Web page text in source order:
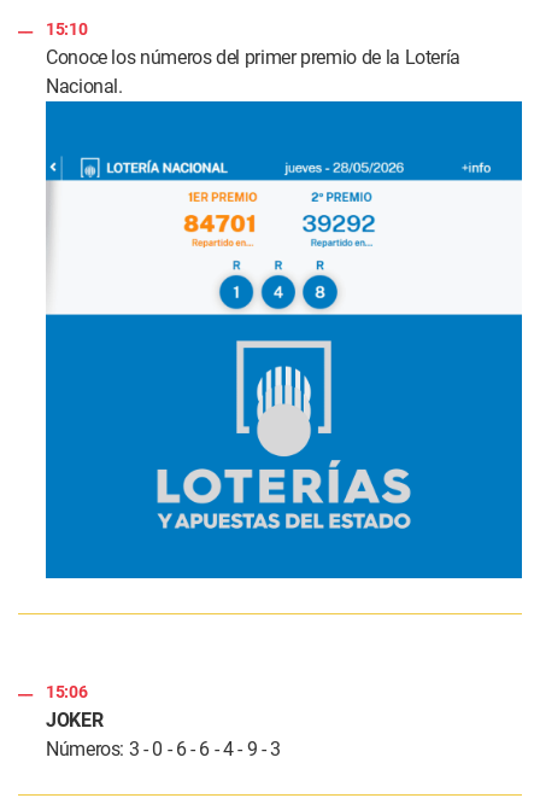
15:10
Conoce los números del primer premio de la Lotería
Nacional.
15:06
JOKER
Números: 3 - 0 - 6 - 6 - 4 - 9 - 3